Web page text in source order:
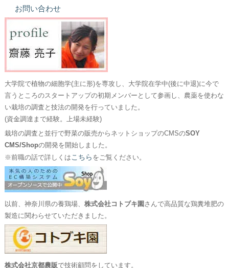
お問い合わせ
大学院で植物の細胞学(主に形)を専攻し、大学院在学中(後に中退)に今で
言うところのスタートアップの初期メンバーとして参画し、農薬を使わな
い栽培の調査と技法の開発を行っていました。
(資金調達まで経験。上場未経験)
栽培の調査と並行で野菜の販売からネットショップのCMSのSOY
CMS/Shopの開発を開始しました。
※前職の話で詳しくは こちら をご覧ください。
以前、神奈川県の養鶏場、 株式会社コトブキ園 さんで高品質な鶏糞堆肥の
製造に関わらせていただきました。
株式会社京都農販で技術顧問をしています。